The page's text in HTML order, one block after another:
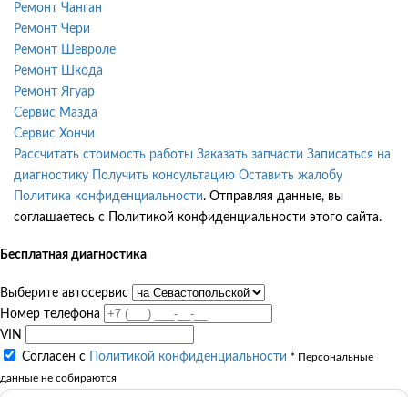
Ремонт Чанган
Ремонт Чери
Ремонт Шевроле
Ремонт Шкода
Ремонт Ягуар
Сервис Мазда
Сервис Хончи
Рассчитать стоимость работы Заказать запчасти Записаться на
диагностику
Получить консультацию Оставить жалобу
Политика конфиденциальности. Отправляя данные, вы
соглашаетесь с Политикой конфиденциальности этого сайта.
Бесплатная диагностика
Выберите автосервис
Номер телефона
VIN
Согласен с
Политикой конфиденциальности * Персональные
данные не собираются